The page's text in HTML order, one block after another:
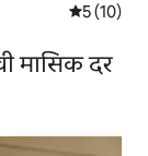
5 पैकी 5
5 (10)
मासिक दर